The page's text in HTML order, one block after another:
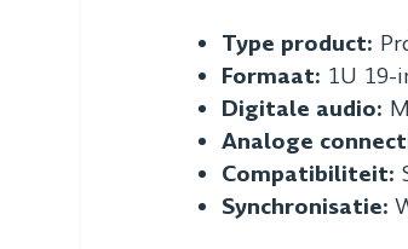
Type product:
Formaat: 1U 19-
Digitale audio:
Analoge
Compatibiliteit:
Synchronisatie: